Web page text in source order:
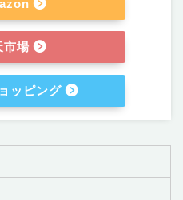
市場
ッピング